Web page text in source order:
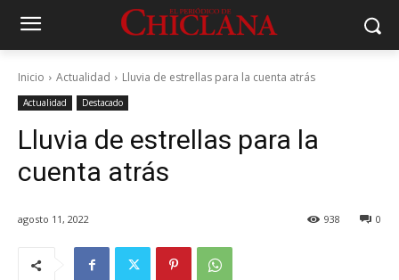
Inicio Actualidad Lluvia de estrellas para la cuenta atrás
Actualidad Destacado
Lluvia de estrellas para la
cuenta atrás
agosto 11, 2022 0
938